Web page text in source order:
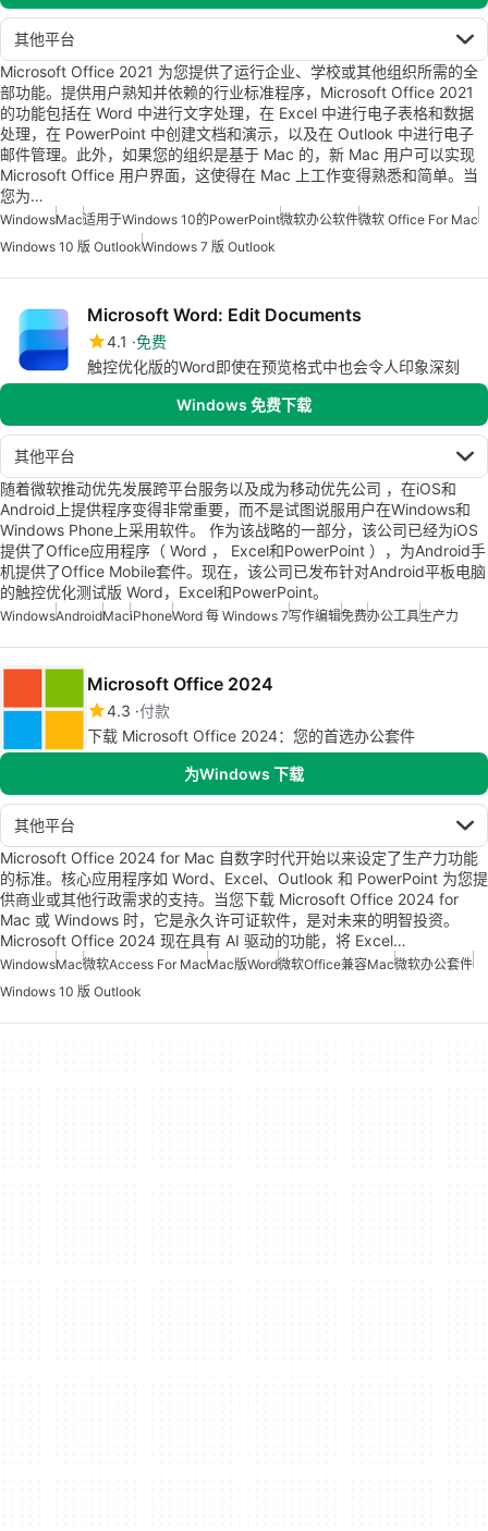
其他平台
Microsoft Office 2021 为您提供了运行企业、学校或其他组织所需的全
部功能。提供用户熟知并依赖的行业标准程序，Microsoft Office 2021
的功能包括在 Word 中进行文字处理，在 Excel 中进行电子表格和数据
处理，在 PowerPoint 中创建文档和演示，以及在 Outlook 中进行电子
邮件管理。此外，如果您的组织是基于 Mac 的，新 Mac 用户可以实现
Microsoft Office 用户界面，这使得在 Mac 上工作变得熟悉和简单。当
您为…
WindowsMac适用于Windows 10的PowerPoint微软办公软件微软 Office For Mac
Windows 10 版 OutlookWindows 7 版 Outlook
Microsoft Word: Edit Documents
4.1 免费
触控优化版的Word即使在预览格式中也会令人印象深刻
Windows 免费下载
其他平台
随着微软推动优先发展跨平台服务以及成为移动优先公司 ，在iOS和
Android上提供程序变得非常重要，而不是试图说服用户在Windows和
Windows Phone上采用软件。 作为该战略的一部分，该公司已经为iOS
提供了Office应用程序（ Word ， Excel和PowerPoint ），为Android手
机提供了Office Mobile套件。现在，该公司已发布针对Android平板电脑
的触控优化测试版 Word，Excel和PowerPoint。
WindowsAndroidMaciPhoneWord 每 Windows 7写作编辑免费办公工具生产力
Microsoft Office 2024
4.3 付款
下载 Microsoft Office 2024：您的首选办公套件
为Windows 下载
其他平台
Microsoft Office 2024 for Mac 自数字时代开始以来设定了生产力功能
的标准。核心应用程序如 Word、Excel、Outlook 和 PowerPoint 为您提
供商业或其他行政需求的支持。当您下载 Microsoft Office 2024 for
Mac 或 Windows 时，它是永久许可证软件，是对未来的明智投资。
Microsoft Office 2024 现在具有 AI 驱动的功能，将 Excel…
WindowsMac微软Access For MacMac版Word微软Office兼容Mac微软办公套件
Windows 10 版 Outlook